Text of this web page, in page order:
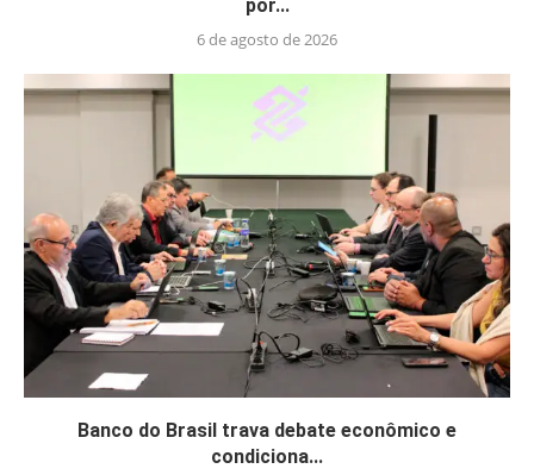
por...
6 de agosto de 2026
Banco do Brasil trava debate econômico e
condiciona...